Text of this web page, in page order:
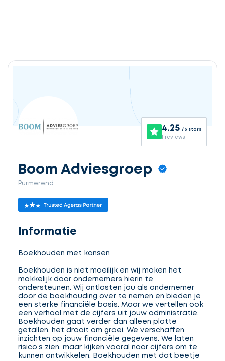
4.25 / 5 stars
1 reviews
Boom Adviesgroep
Purmerend
Informatie
Boekhouden met kansen
Boekhouden is niet moeilijk en wij maken het
makkelijk door ondernemers hierin te
ondersteunen. Wij ontlasten jou als ondernemer
door de boekhouding over te nemen en bieden je
een sterke financiële basis. Maar we vertellen ook
een verhaal met de cijfers uit jouw administratie.
Boekhouden gaat verder dan alleen platte
getallen, het draait om groei. We verschaffen
inzichten op jouw financiële gegevens. We laten
risico’s zien, maar kijken vooral naar cijfers om te
kunnen ontwikkelen. Boekhouden met dat beetje